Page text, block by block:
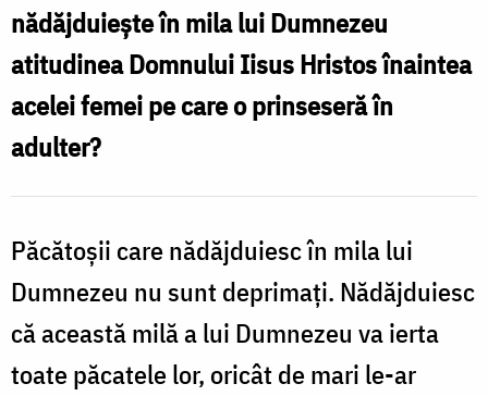
nădăjduiește în mila lui Dumnezeu
atitudinea Domnului Iisus Hristos înaintea
acelei femei pe care o prinseseră în
adulter?
Păcătoșii care nădăjduiesc în mila lui
Dumnezeu nu sunt deprimați. Nădăjduiesc
că această milă a lui Dumnezeu va ierta
toate păcatele lor, oricât de mari le-ar